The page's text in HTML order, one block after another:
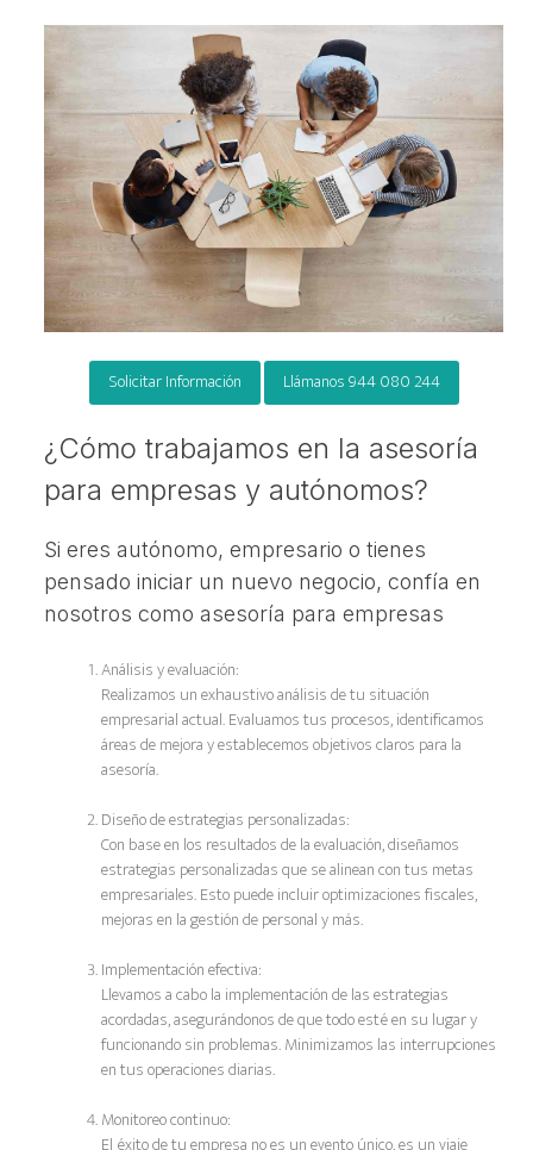
Solicitar Información Llámanos 944 080 244
¿Cómo trabajamos en la asesoría
para empresas y autónomos?
Si eres autónomo, empresario o tienes
pensado iniciar un nuevo negocio, confía en
nosotros como asesoría para empresas
Análisis y evaluación:
Realizamos un exhaustivo análisis de tu situación
empresarial actual. Evaluamos tus procesos, identificamos
áreas de mejora y establecemos objetivos claros para la
asesoría.
Diseño de estrategias personalizadas:
Con base en los resultados de la evaluación, diseñamos
estrategias personalizadas que se alinean con tus metas
empresariales. Esto puede incluir optimizaciones fiscales,
mejoras en la gestión de personal y más.
Implementación efectiva:
Llevamos a cabo la implementación de las estrategias
acordadas, asegurándonos de que todo esté en su lugar y
funcionando sin problemas. Minimizamos las interrupciones
en tus operaciones diarias.
Monitoreo continuo: